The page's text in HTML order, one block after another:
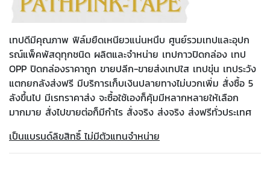
เทปดีมีคุณภาพ ฟิล์มยืดเหนียวแน่นหนึบ ศูนย์รวมเทปและอุปก
รณ์แพ็คพัสดุทุกชนิด ผลิตและจำหน่าย เทปกาวปิดกล่อง เทป
OPP ปิดกล่องราคาถูก ขายปลีก-ขายส่งเทปใส เทปขุ่น เทประวัง
แตกยกลังส่งฟรี มีบริการเก็บเงินปลายทางไม่บวกเพิ่ม สั่งซื้อ 5
ลังขึ้นไป มีเรทราคาส่ง จะซื้อใช้เองก็คุ้มมีหลากหลายให้เลือก
มากมาย สั่งไปขายต่อก็มีกำไร สั่งจริง ส่งจริง ส่งฟรีทั่วประเทศ
เป็นแบรนด์ลิขสิทธิ์ ไม่มีตัวแทนจำหน่าย